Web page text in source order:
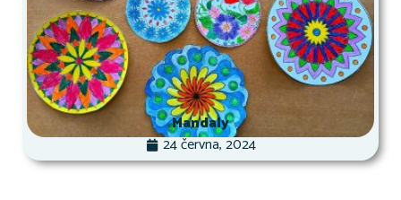
Mandaly
24 června, 2024